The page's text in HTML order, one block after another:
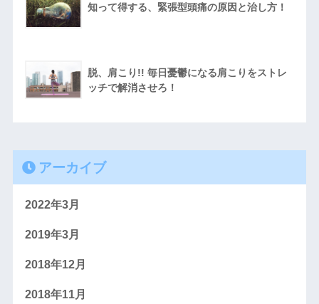
知って得する、緊張型頭痛の原因と治し方！
脱、肩こり!! 毎日憂鬱になる肩こりをストレ
ッチで解消させろ！
アーカイブ
2022年3月
2019年3月
2018年12月
2018年11月